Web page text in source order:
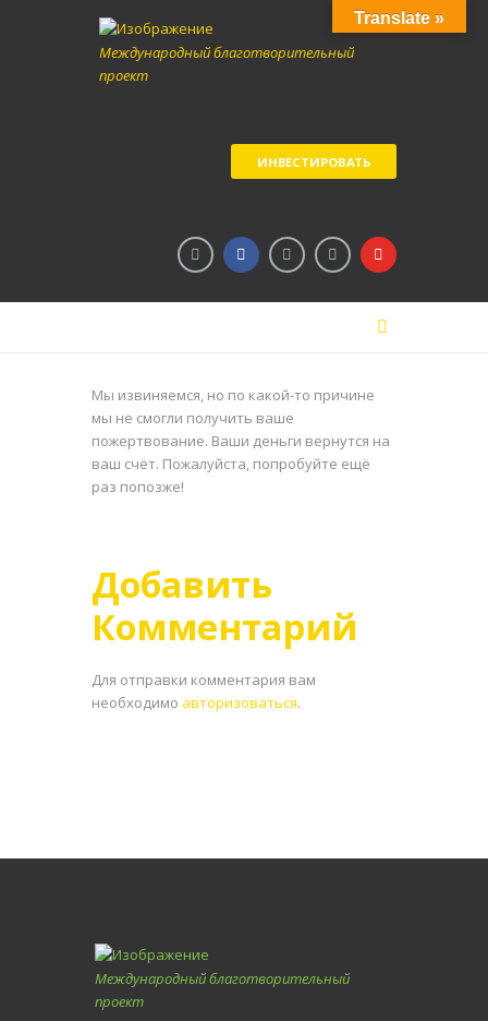
Международный благотворительный
проект
ИНВЕСТИРОВАТЬ
Мы извиняемся, но по какой-то причине
мы не смогли получить ваше
пожертвование. Ваши деньги вернутся на
ваш счёт. Пожалуйста, попробуйте ещё
раз попозже!
Добавить
Комментарий
Для отправки комментария вам
необходимо авторизоваться.
Международный благотворительный
проект
Translate »